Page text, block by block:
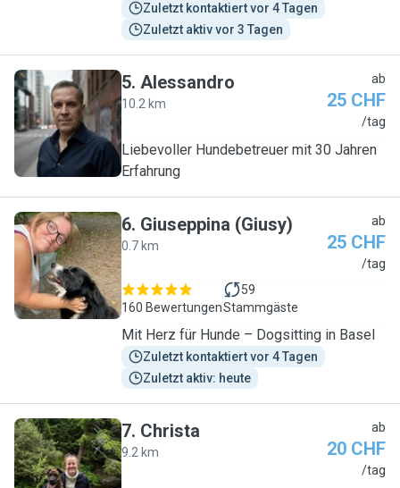
Zuletzt kontaktiert vor 4 Tagen
Zuletzt aktiv vor 3 Tagen
A
5. Alessandro
10.2 km
ab
25 CHF
/tag
Liebevoller Hundebetreuer mit 30 Jahren
Erfahrung
G
6. Giuseppina (Giusy)
0.7 km
ab
25 CHF
/tag
160 Bewertungen
59
Stammgäste
Mit Herz für Hunde – Dogsitting in Basel
Zuletzt kontaktiert vor 4 Tagen
Zuletzt aktiv: heute
C
7. Christa
9.2 km
ab
20 CHF
/tag